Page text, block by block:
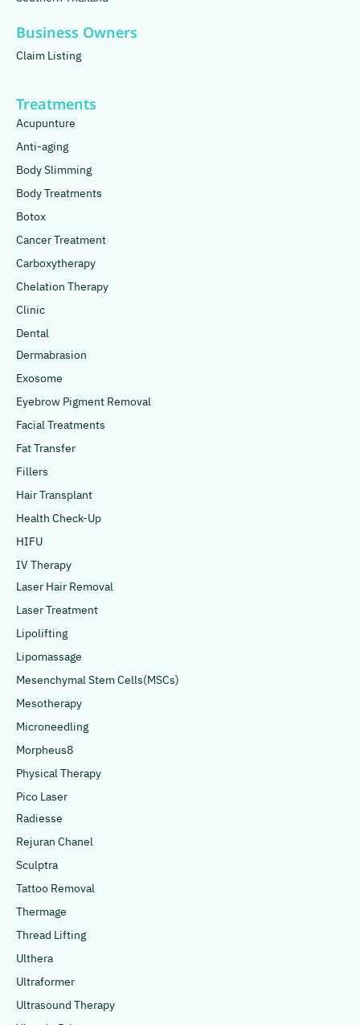
Business Owners
Claim Listing
Treatments
Acupunture
Anti-aging
Body Slimming
Body Treatments
Botox
Cancer Treatment
Carboxytherapy
Chelation Therapy
Clinic
Dental
Dermabrasion
Exosome
Eyebrow Pigment Removal
Facial Treatments
Fat Transfer
Fillers
Hair Transplant
Health Check-Up
HIFU
IV Therapy
Laser Hair Removal
Laser Treatment
Lipolifting
Lipomassage
Mesenchymal Stem Cells(MSCs)
Mesotherapy
Microneedling
Morpheus8
Physical Therapy
Pico Laser
Radiesse
Rejuran Chanel
Sculptra
Tattoo Removal
Thermage
Thread Lifting
Ulthera
Ultraformer
Ultrasound Therapy